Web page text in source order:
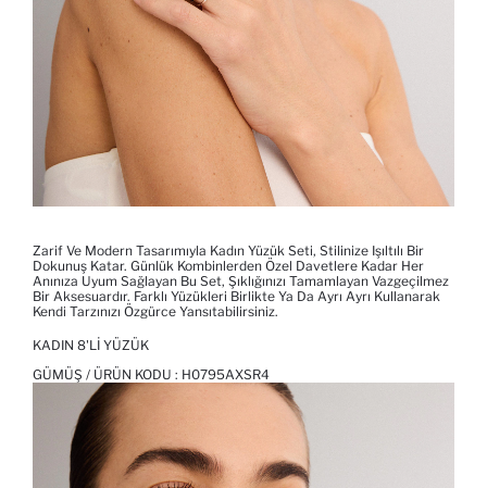
Zarif Ve Modern Tasarımıyla Kadın Yüzük Seti, Stilinize Işıltılı Bir
Dokunuş Katar. Günlük Kombinlerden Özel Davetlere Kadar Her
Anınıza Uyum Sağlayan Bu Set, Şıklığınızı Tamamlayan Vazgeçilmez
Bir Aksesuardır. Farklı Yüzükleri Birlikte Ya Da Ayrı Ayrı Kullanarak
Kendi Tarzınızı Özgürce Yansıtabilirsiniz.
KADIN 8'LI YÜZÜK
GÜMÜŞ / ÜRÜN KODU : H0795AXSR4